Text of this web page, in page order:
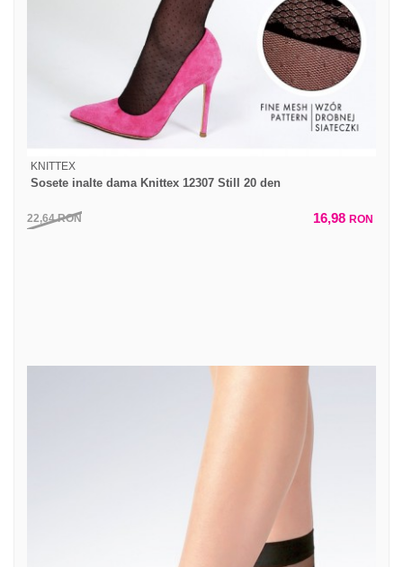
KNITTEX
Sosete inalte dama Knittex 12307 Still 20 den
22,64RON 16,98 RON